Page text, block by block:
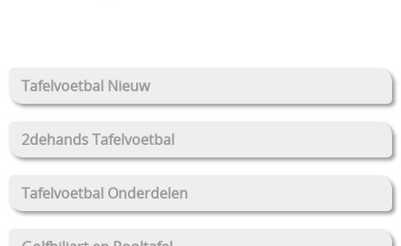
Tafelvoetbal Nieuw
2dehands Tafelvoetbal
Tafelvoetbal Onderdelen